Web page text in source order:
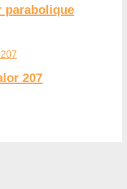
parabolique
207